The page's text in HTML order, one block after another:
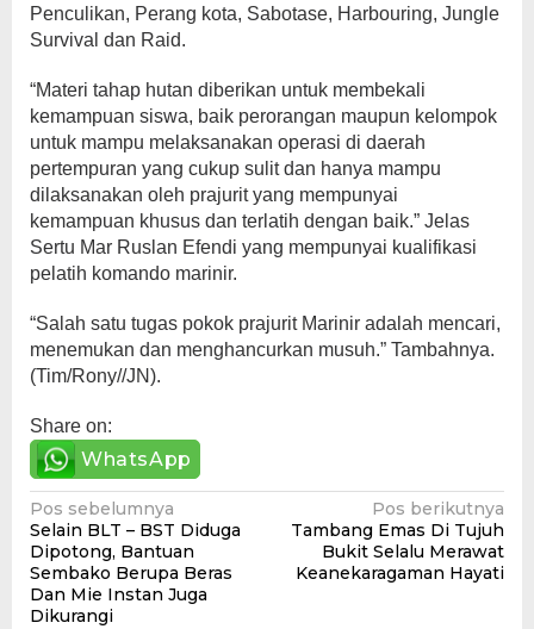
Penculikan, Perang kota, Sabotase, Harbouring, Jungle
Survival dan Raid.
“Materi tahap hutan diberikan untuk membekali
kemampuan siswa, baik perorangan maupun kelompok
untuk mampu melaksanakan operasi di daerah
pertempuran yang cukup sulit dan hanya mampu
dilaksanakan oleh prajurit yang mempunyai
kemampuan khusus dan terlatih dengan baik.” Jelas
Sertu Mar Ruslan Efendi yang mempunyai kualifikasi
pelatih komando marinir.
“Salah satu tugas pokok prajurit Marinir adalah mencari,
menemukan dan menghancurkan musuh.” Tambahnya.
(Tim/Rony//JN).
Share on:
WhatsApp
Navigasi
pos
Pos sebelumnya
Selain BLT – BST Diduga
Dipotong, Bantuan
Sembako Berupa Beras
Dan Mie Instan Juga
Dikurangi
Pos berikutnya
Tambang Emas Di Tujuh
Bukit Selalu Merawat
Keanekaragaman Hayati